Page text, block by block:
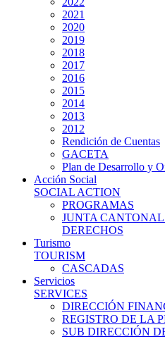
2021
2020
2019
2018
2017
2016
2015
2014
2013
2012
Rendición de Cuentas
GACETA
Plan de Desarrollo y
Acción Social
SOCIAL ACTION
PROGRAMAS
JUNTA
DERECHOS
Turismo
TOURISM
CASCADAS
Servicios
SERVICES
DIRECCIÓN
REGISTRO DE LA
SUB DIRECCIÓN